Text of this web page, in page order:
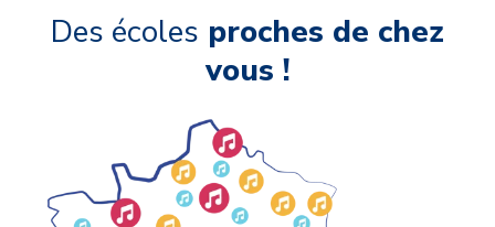
Des écoles proches de chez
vous !